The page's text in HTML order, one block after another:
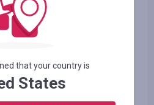
bierze udział w programie
internetowych istnieje
«Informacja/Warunki» )
internetowym nie
żadnych przyczyn
specjalne blokery reklam jak
that your country is
States